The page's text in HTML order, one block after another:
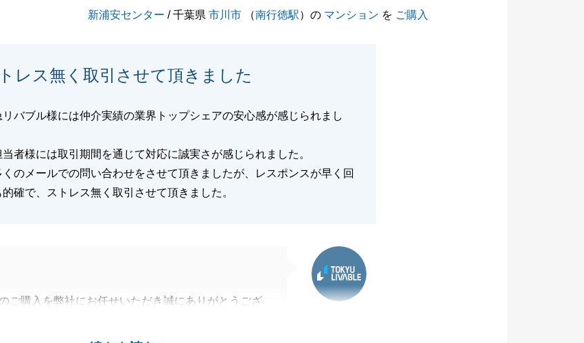
新浦安センター / 千葉県市川市 （南行徳駅）の マンション を ご購入
レス無く取引させて頂きました
リバブル様には仲介実績の業界トップシェアの安心感が感じられまし
当者様には取引期間を通じて対応に誠実さが感じられました。
くのメールでの問い合わせをさせて頂きましたが、レスポンスが早く回
的確で、ストレス無く取引させて頂きました。
ご購入を弊社にお任せいただき誠にありがとうござ
ご準備が大変であったと存じますが、迅速なご対応